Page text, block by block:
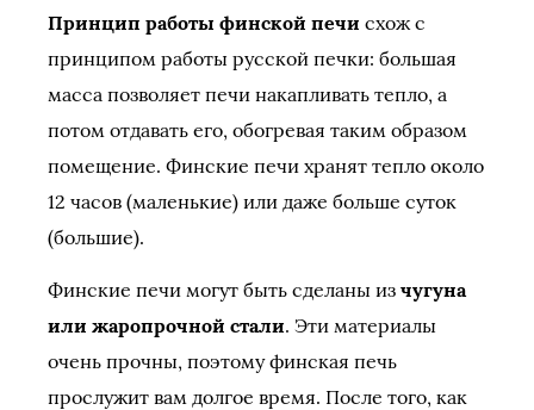
Принцип работы финской печи схож с
принципом работы русской печки: большая
масса позволяет печи накапливать тепло, а
потом отдавать его, обогревая таким образом
помещение. Финские печи хранят тепло около
12 часов (маленькие) или даже больше суток
(большие).
Финские печи могут быть сделаны из чугуна
или жаропрочной стали. Эти материалы
очень прочны, поэтому финская печь
прослужит вам долгое время. После того, как